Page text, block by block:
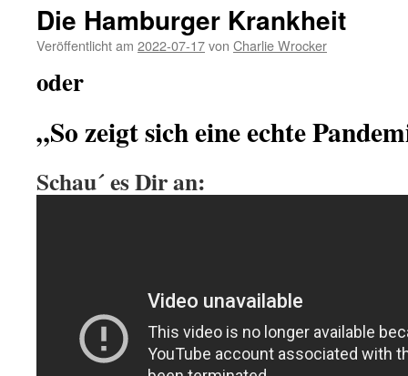
Bhakdi
findet
steht
Die Hamburger Krankheit
Veröffentlicht am 2022-07-17von Charlie Wrocker
oder
„So zeigt sich eine echte
Schau´ es Dir an: